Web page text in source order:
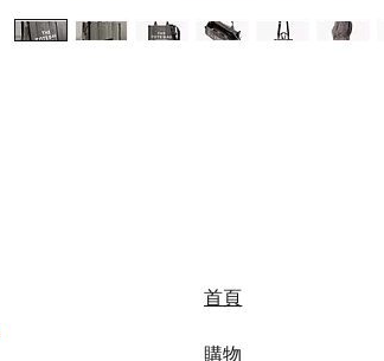
首頁
購物